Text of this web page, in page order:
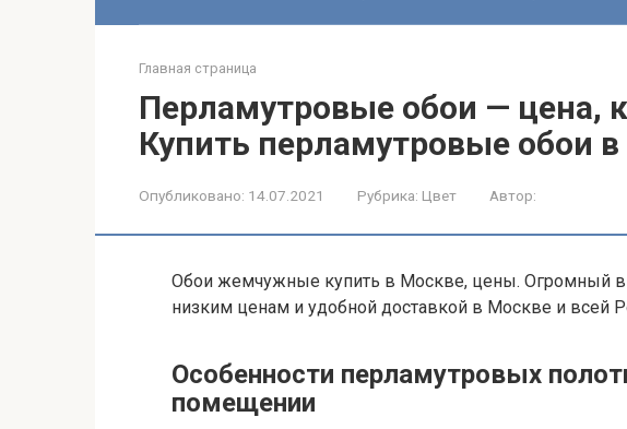
Главная страница
Перламутровые обои — цена,
Купить перламутровые обои
Опубликовано: 14.07.2021 Рубрика: Цвет Автор:
Обои жемчужные купить в Москве, цены. Огромный
низким ценам и удобной доставкой в Москве и всей
Особенности перламутровых
помещении